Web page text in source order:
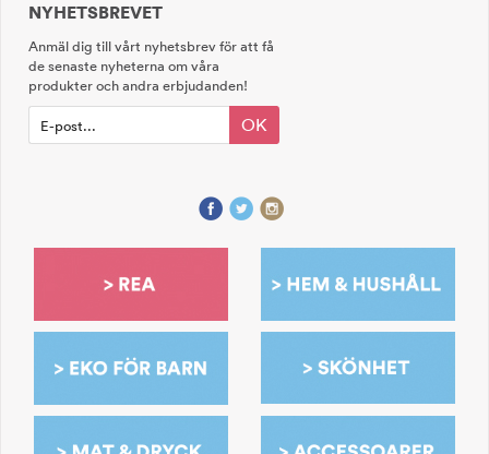
NYHETSBREVET
Anmäl dig till vårt nyhetsbrev för att få
de senaste nyheterna om våra
produkter och andra erbjudanden!
OK